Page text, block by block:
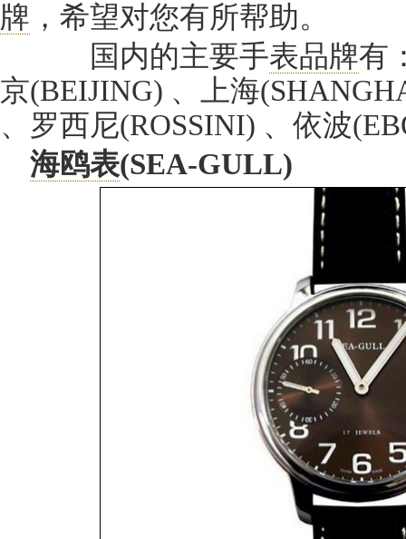
牌 ，希望对您有所帮助。
国内的主要手表品牌有
京(BEIJING) 、上海
、罗西尼(ROSSINI) 、依波
海鸥表(SEA-GULL)